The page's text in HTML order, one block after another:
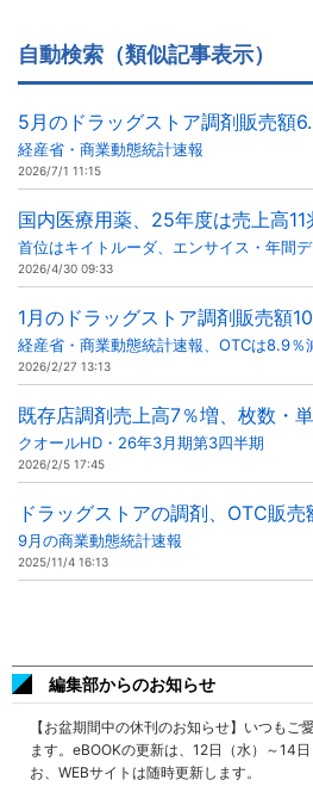
自動検索（類似記事表示）
5月のドラッグストア調剤販売額
経産省・商業動態統計速報
2026/7/1 11:15
国内医療用薬、25年度は売上高11
首位はキイトルーダ、エンサイス・年間
2026/4/30 09:33
1月のドラッグストア調剤販売額
経産省・商業動態統計速報、OTCは8.9％
2026/2/27 13:13
既存店調剤売上高7％増、枚数・
クオールHD・26年3月期第3四半期
2026/2/5 17:45
ドラッグストアの調剤、OTC販売
9月の商業動態統計速報
2025/11/4 16:13
編集部からのお知らせ
【お盆期間中の休刊のお知らせ】いつもご
ます。eBOOKの更新は、12日（水）～14
お、WEBサイトは随時更新します。